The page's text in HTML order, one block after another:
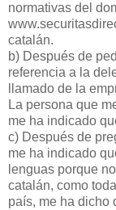
normativas del
catalán.
b) Después de
referencia a la
llamado de la
La persona que
me ha indicado
c) Después de
me ha indicado
lenguas porque
catalán, como
país, me ha dicho